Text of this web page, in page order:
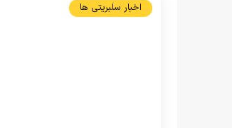
اخبار سلبریتی ها